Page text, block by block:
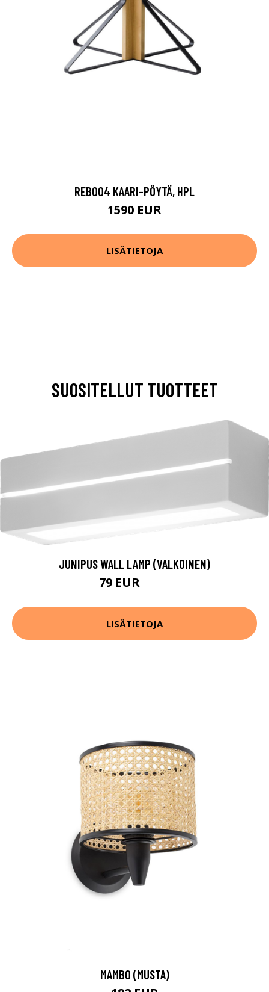
REB004 KAARI-PÖYTÄ, HPL
1590 EUR
LISÄTIETOJA
SUOSITELLUT TUOTTEET
JUNIPUS WALL LAMP (VALKOINEN)
79 EUR
LISÄTIETOJA
MAMBO (MUSTA)